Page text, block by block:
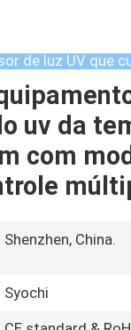
de luz UV que
uv da
com
Shenzhen, China.
Syochi